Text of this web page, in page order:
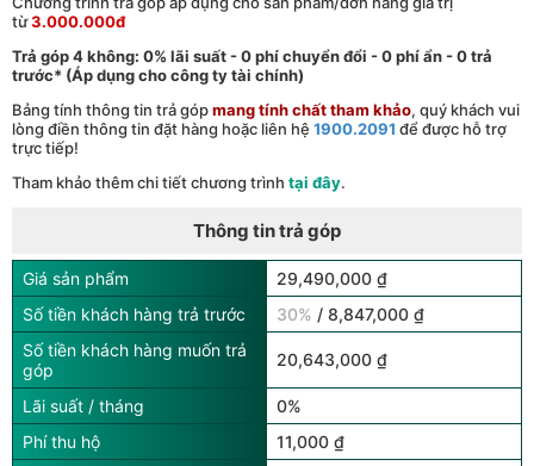
từ3.000.000đ
Trả góp 4 không: 0% lãi suất - 0 phí chuyển đổi - 0 phí ẩn - 0 trả
trước* (Áp dụng cho công ty tài chính)
Bảng tính thông tin trả gópmang tính chất tham khảo, quý khách vui
lòng điền thông tin đặt hàng hoặc liên hệ 1900.2091 để được hỗ trợ
trực tiếp!
Tham khảo thêm chi tiết chương trình tại đây.
Thông tin trả góp
Giá sản phẩm
29,490,000 ₫
Số tiền khách hàng trả trước
30% / 8,847,000 ₫
Số tiền khách hàng muốn trả
góp
20,643,000 ₫
Lãi suất / tháng
0%
Phí thu hộ
11,000 ₫